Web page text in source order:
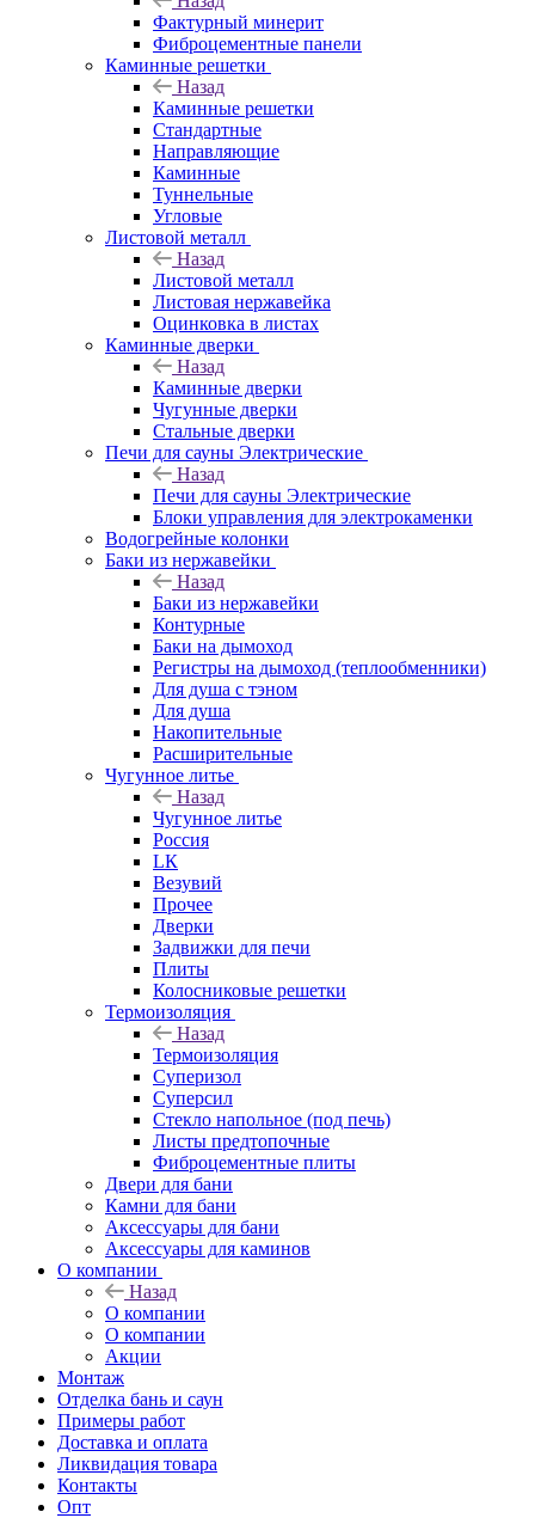
Фактурный минерит
Фиброцементные панели
Каминные решетки
Назад
Каминные решетки
Стандартные
Направляющие
Каминные
Туннельные
Угловые
Листовой металл
Назад
Листовой металл
Листовая нержавейка
Оцинковка в листах
Каминные дверки
Назад
Каминные дверки
Чугунные дверки
Стальные дверки
Печи для сауны Электрические
Назад
Печи для сауны Электрические
Блоки управления для электрокаменки
Водогрейные колонки
Баки из нержавейки
Назад
Баки из нержавейки
Контурные
Баки на дымоход
Регистры на дымоход (теплообменники)
Для душа с тэном
Для душа
Накопительные
Расширительные
Чугунное литье
Назад
Чугунное литье
Россия
LК
Везувий
Прочее
Дверки
Задвижки для печи
Плиты
Колосниковые решетки
Термоизоляция
Назад
Термоизоляция
Суперизол
Суперсил
Стекло напольное (под печь)
Листы предтопочные
Фиброцементные плиты
Двери для бани
Камни для бани
Аксессуары для бани
Аксессуары для каминов
О компании
Назад
О компании
О компании
Акции
Монтаж
Отделка бань и саун
Примеры работ
Доставка и оплата
Ликвидация товара
Контакты
Опт